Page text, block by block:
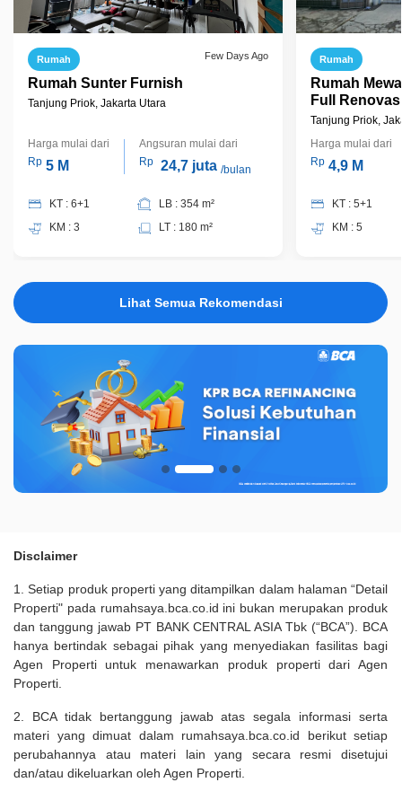
Rumah Few Days Ago
Rumah Sunter Furnish
Tanjung Priok, Jakarta Utara
Harga mulai dari
Rp 5 M
Angsuran mulai dari
Rp 24,7 juta /bulan
KT : 6+1
KM : 3
LB : 354 m²
LT : 180 m²
Rumah
Rumah
Full
SHM!
Tanjung Priok,
Harga mulai dari
Rp 4,9 M
KT : 5+1
KM : 5
Lihat Semua Rekomendasi
Disclaimer
1. Setiap produk properti yang ditampilkan dalam halaman “Detail
Properti" pada rumahsaya.bca.co.id ini bukan merupakan produk
dan tanggung jawab PT BANK CENTRAL ASIA Tbk (“BCA”). BCA
hanya bertindak sebagai pihak yang menyediakan fasilitas bagi
Agen Properti untuk menawarkan produk properti dari Agen
Properti.
2. BCA tidak bertanggung jawab atas segala informasi serta
materi yang dimuat dalam rumahsaya.bca.co.id berikut setiap
perubahannya atau materi lain yang secara resmi disetujui
dan/atau dikeluarkan oleh Agen Properti.